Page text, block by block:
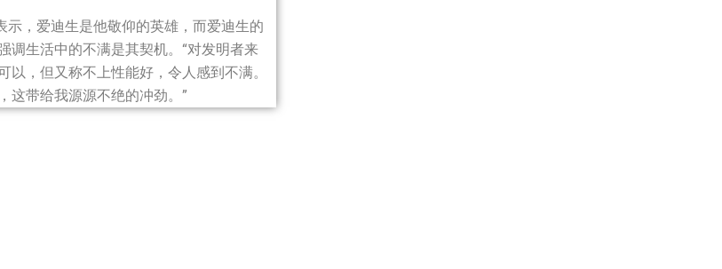
示，爱迪生是他敬仰的英雄，而爱迪生的
调生活中的不满是其契机。“对发明者来
，但又称不上性能好，令人感到不满。
这带给我源源不绝的冲劲。”